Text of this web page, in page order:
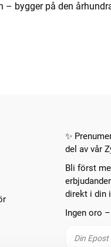
– bygger på den
✨
del av vår
Bli först
direkt i din
Ingen oro